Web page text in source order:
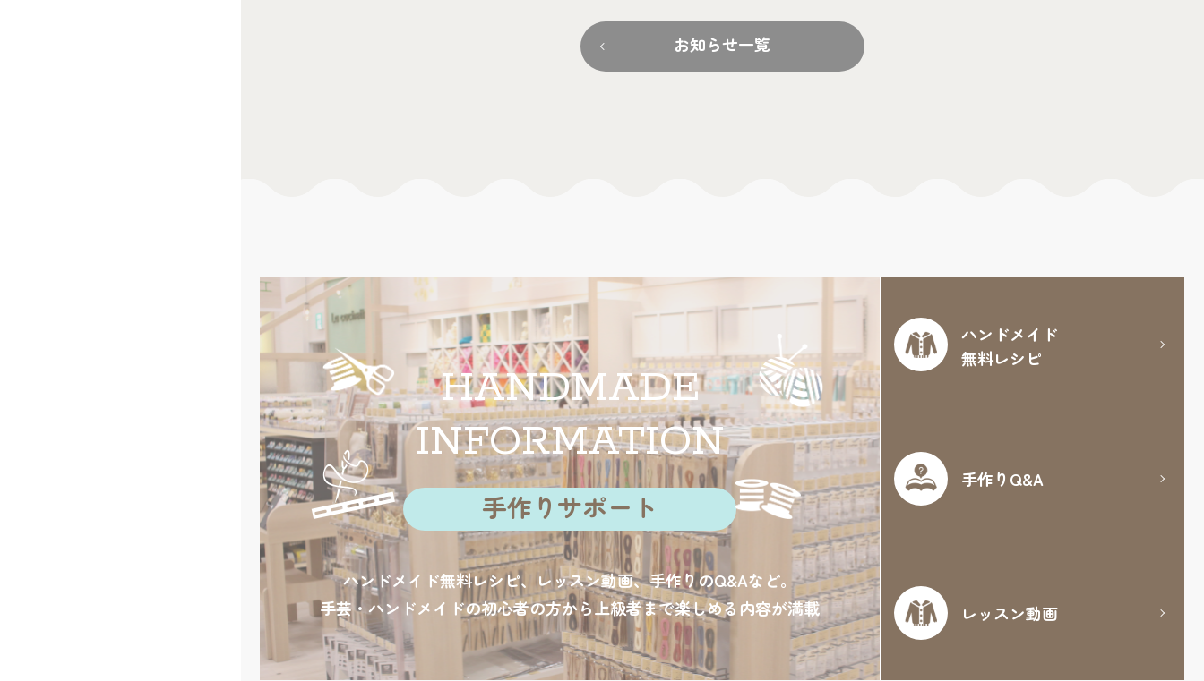
お知らせ一覧
HANDMADE
INFORMATION
手作りサポート
ハンドメイド無料レシピ、レッスン動画、手作りのQ&Aなど。
手芸・ハンドメイドの初心者の方から上級者まで楽しめる内容が満載
ハンドメイド
無料レシピ
手作りQ&A
レッスン動画